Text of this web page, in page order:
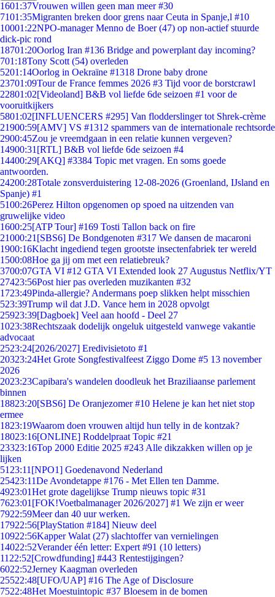
1601:37Vrouwen willen geen man meer #30
7101:35Migranten breken door grens naar Ceuta in Spanje,l #10
10001:22NPO-manager Menno de Boer (47) op non-actief stuurde
dick-pic rond
18701:20Oorlog Iran #136 Bridge and powerplant day incoming?
701:18Tony Scott (54) overleden
5201:14Oorlog in Oekraïne #1318 Drone baby drone
23701:09Tour de France femmes 2026 #3 Tijd voor de borstcrawl
22801:02[Videoland] B&B vol liefde 6de seizoen #1 voor de
vooruitkijkers
5801:02[INFLUENCERS #295] Van flodderslinger tot Shrek-crème
21900:59[AMV] VS #1312 spammers van de internationale rechtsorde
2900:45Zou je vreemdgaan in een relatie kunnen vergeven?
14900:31 [RTL] B&B vol liefde 6de seizoen #4
14400:29[AKQ] #3384 Topic met vragen. En soms goede
antwoorden.
24200:28Totale zonsverduistering 12-08-2026 (Groenland, IJsland en
Spanje) #1
5100:26Perez Hilton opgenomen op spoed na uitzenden van
gruwelijke video
1600:25[ATP Tour] #169 Tosti Tallon back on fire
21000:21 [SBS6] De Bondgenoten #317 We dansen de macaroni
1900:16Klacht ingediend tegen grootste insectenfabriek ter wereld
1500:08Hoe ga jij om met een relatiebreuk?
3700:07GTA VI #12 GTA VI Extended look 27 Augustus Netflix/YT
27423:56Post hier pas overleden muzikanten #32
1723:49Pinda-allergie? Andermans poep slikken helpt misschien
523:39Trump wil dat J.D. Vance hem in 2028 opvolgt
25923:39[Dagboek] Veel aan hoofd - Deel 27
1023:38Rechtszaak dodelijk ongeluk uitgesteld vanwege vakantie
advocaat
2523:24[2026/2027] Eredivisietoto #1
20323:24Het Grote Songfestivalfeest Ziggo Dome #5 13 november
2026
2023:23Capibara's wandelen doodleuk het Braziliaanse parlement
binnen
18823:20[SBS6] De Oranjezomer #10 Helene je kan het niet stop
ermee
1823:19Waarom doen vrouwen altijd hun telly in de kontzak?
18023:16[ONLINE] Roddelpraat Topic #21
23323:16Top 2000 Editie 2025 #243 Alle dikzakken willen op je
lijken
51 23:11 [NPO1] Goedenavond Nederland
25423:11De Avondetappe #176 - Met Ellen ten Damme.
4923:01Het grote dagelijkse Trump nieuws topic #31
7623:01 [FOK!Voetbalmanager 2026/2027] #1 We zijn er weer
7922:59Meer dan 40 uur werken.
17922:56[PlayStation #184] Nieuw deel
10922:56Kapper Walat (27) slachtoffer van vernielingen
14022:52Verander één letter: Expert #91 (10 letters)
11 22:52[Crowdfunding] #443 Rentestijgingen?
6022:52Jerney Kaagman overleden
25522:48[UFO/UAP] #16 The Age of Disclosure
7522:48Het Moestuintopic #37 Bloesem in de bomen